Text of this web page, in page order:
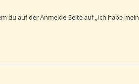
du auf der Anmelde-Seite auf „Ich habe mein